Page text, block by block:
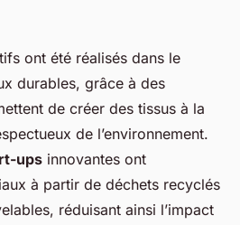
ont été réalisés dans le
durables, grâce à des
de créer des tissus à la
de l’environnement.
ups innovantes ont
à partir de déchets recyclés
réduisant ainsi l’impact